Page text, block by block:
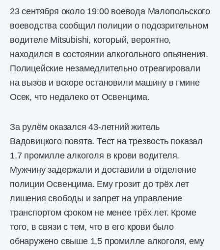
23 сентября около 19:00 воевода Малопольского
воеводства сообщил полиции о подозрительном
водителе Mitsubishi, который, вероятно,
находился в состоянии алкогольного опьянения.
Полицейские незамедлительно отреагировали
на вызов и вскоре остановили машину в гмине
Осек, что недалеко от Освенцима.
За рулём оказался 43-летний житель
Вадовицкого повята. Тест на трезвость показал
1,7 промилле алкоголя в крови водителя.
Мужчину задержали и доставили в отделение
полиции Освенцима. Ему грозит до трёх лет
лишения свободы и запрет на управление
транспортом сроком не менее трёх лет. Кроме
того, в связи с тем, что в его крови было
обнаружено свыше 1,5 промилле алкоголя, ему